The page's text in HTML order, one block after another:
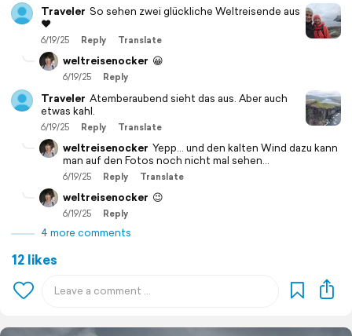
Traveler So sehen zwei glückliche Weltreisende aus
❤️
6/19/25 Reply Translate
weltreisenocker 😀
6/19/25 Reply
Traveler Atemberaubend sieht das aus. Aber auch
etwas kahl.
6/19/25 Reply Translate
weltreisenocker Yepp... und den kalten Wind dazu kann
man auf den Fotos noch nicht mal sehen...
6/19/25 Reply Translate
weltreisenocker 😉
6/19/25 Reply
4 more comments
12 likes